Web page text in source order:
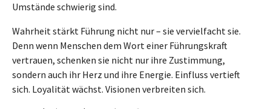
Umstände schwierig sind.
Wahrheit stärkt Führung nicht nur – sie vervielfacht sie.
Denn wenn Menschen dem Wort einer Führungskraft
vertrauen, schenken sie nicht nur ihre Zustimmung,
sondern auch ihr Herz und ihre Energie. Einfluss vertieft
sich. Loyalität wächst. Visionen verbreiten sich.